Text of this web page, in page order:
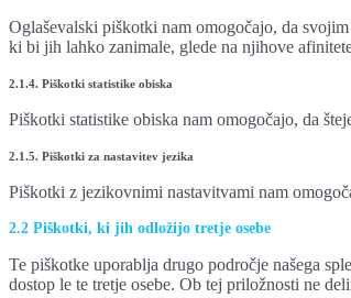
Oglaševalski piškotki nam omogočajo, da
ki bi jih lahko zanimale, glede na njihove
2.1.4. Piškotki statistike obiska
Piškotki statistike obiska nam omogočajo, da
2.1.5. Piškotki za nastavitev jezika
Piškotki z jezikovnimi nastavitvami nam
2.2 Piškotki, ki jih odložijo tretje osebe
Te piškotke uporablja drugo področje našega
dostop le te tretje osebe. Ob tej priložnosti ne